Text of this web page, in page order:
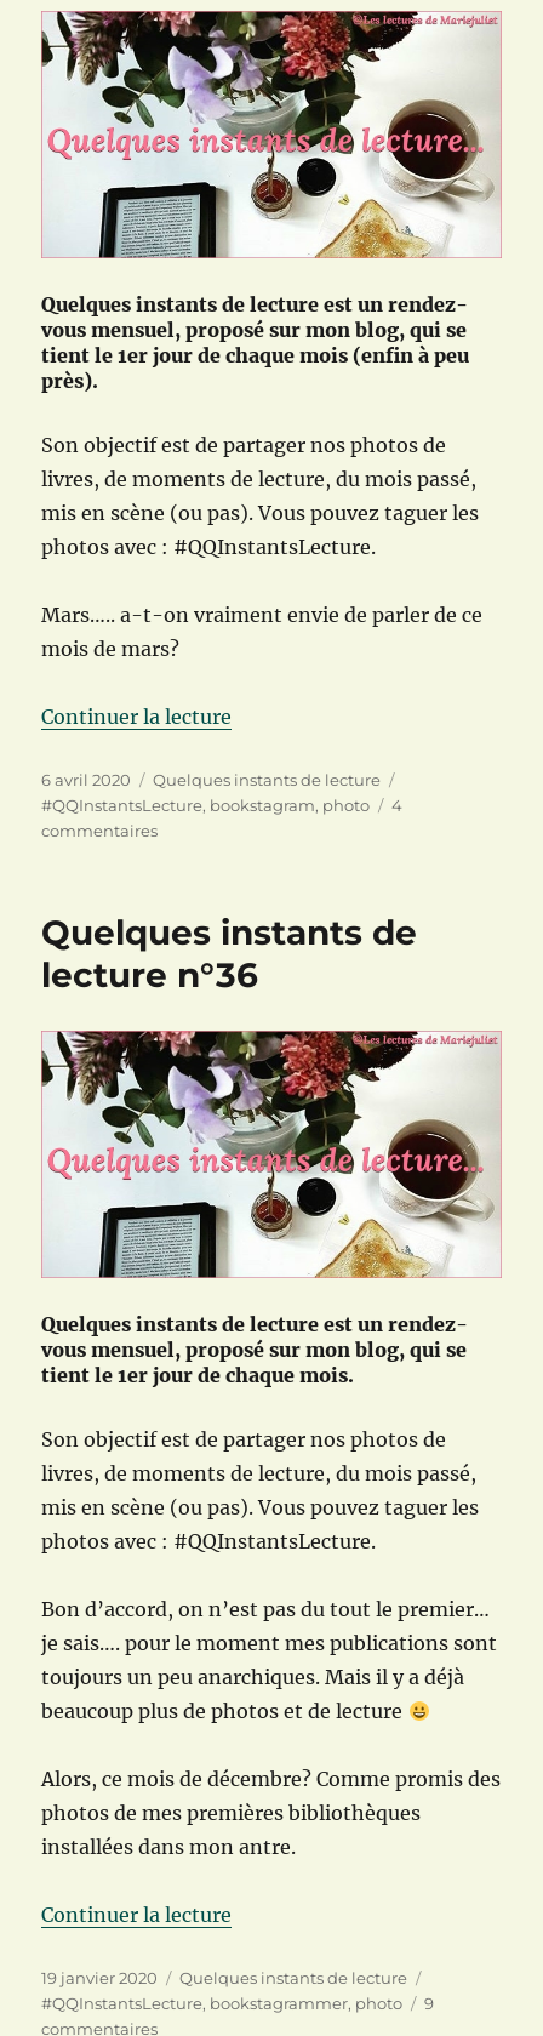
(juin,
juillet,
août)
Quelques instants de lecture est un rendez-
vous mensuel, proposé sur mon blog, qui se
tient le 1er jour de chaque mois (enfin à peu
près).
Son objectif est de partager nos photos de
livres, de moments de lecture, du mois passé,
mis en scène (ou pas). Vous pouvez taguer les
photos avec : #QQInstantsLecture.
Mars….. a-t-on vraiment envie de parler de ce
mois de mars?
Continuer la lecture
Publié
le
6 avril 2020 Catégories
Quelques instants de lecture
#QQInstantsLecture, bookstagram, photo
4
commentairessur
lecture
Quelques instants de
lecture n°36
Quelques instants de lecture est un rendez-
vous mensuel, proposé sur mon blog, qui se
tient le 1er jour de chaque mois.
Son objectif est de partager nos photos de
livres, de moments de lecture, du mois passé,
mis en scène (ou pas). Vous pouvez taguer les
photos avec : #QQInstantsLecture.
Bon d’accord, on n’est pas du tout le premier…
je sais…. pour le moment mes publications sont
toujours un peu anarchiques. Mais il y a déjà
beaucoup plus de photos et de lecture
Alors, ce mois de décembre? Comme promis des
photos de mes premières bibliothèques
installées dans mon antre.
Continuer la lecture
Publié
le
19 janvier 2020 Catégories
Quelques instants de lecture
#QQInstantsLecture, bookstagrammer, photo
9
commentairessur